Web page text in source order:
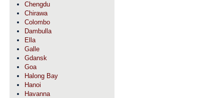
Chengdu
Chirawa
Colombo
Dambulla
Ella
Galle
Gdansk
Goa
Halong Bay
Hanoi
Havanna